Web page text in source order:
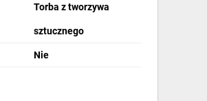
Torba z tworzywa
sztucznego
Nie